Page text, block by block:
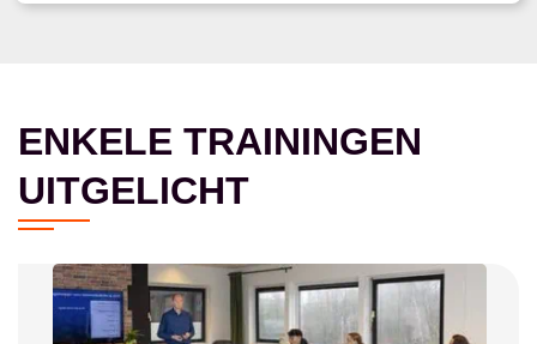
ENKELE TRAININGEN
UITGELICHT